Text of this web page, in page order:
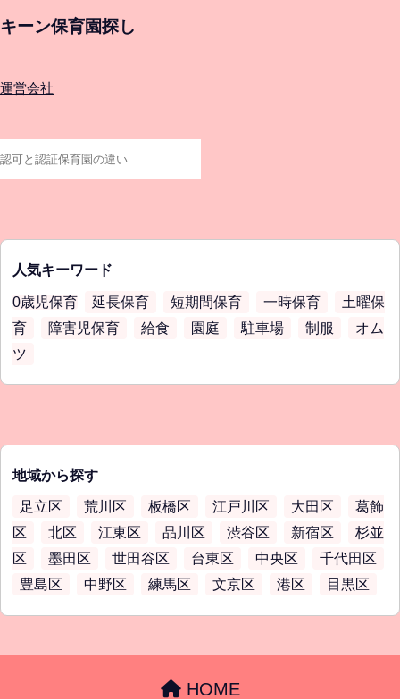
キーン保育園探し
運営会社
人気キーワード
0歳児保育 延長保育 短期間保育 一時保育
土曜保
育
障害児保育 給食 園庭 駐車場 制服
オム
ツ
地域から探す
足立区 荒川区 板橋区 江戸川区 大田区
葛飾
区
北区 江東区 品川区 渋谷区 新宿区
杉並
区
墨田区 世田谷区 台東区 中央区
千代田区
豊島区
中野区 練馬区 文京区 港区 目黒区
HOME